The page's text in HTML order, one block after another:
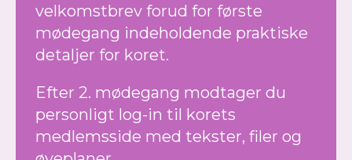
velkomstbrev forud for første
mødegang indeholdende praktiske
detaljer for koret.
Efter 2. mødegang modtager du
personligt log-in til korets
medlemsside med tekster, filer og